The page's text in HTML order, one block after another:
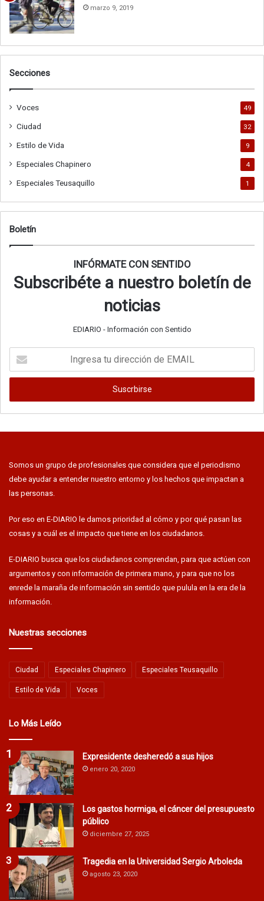
marzo 9, 2019
Secciones
Voces 49
Ciudad 32
Estilo de Vida 9
Especiales Chapinero 4
Especiales Teusaquillo 1
Boletín
INFÓRMATE CON SENTIDO
Subscribéte a nuestro boletín de
noticias
EDIARIO - Información con Sentido
dirección
EMAIL
Somos un grupo de profesionales que considera que el periodismo
debe ayudar a entender nuestro entorno y los hechos que impactan a
las personas.
Por eso en E-DIARIO le damos prioridad al cómo y por qué pasan las
cosas y a cuál es el impacto que tiene en los ciudadanos.
E-DIARIO busca que los ciudadanos comprendan, para que actúen con
argumentos y con información de primera mano, y para que no los
enrede la maraña de información sin sentido que pulula en la era de la
información.
Nuestras secciones
Ciudad Especiales Chapinero Especiales Teusaquillo
Estilo de Vida Voces
Lo Más Leído
Expresidente desheredó a sus hijos
enero 20, 2020
Los gastos hormiga, el cáncer del presupuesto
público
diciembre 27, 2025
Tragedia en la Universidad Sergio Arboleda
agosto 23, 2020